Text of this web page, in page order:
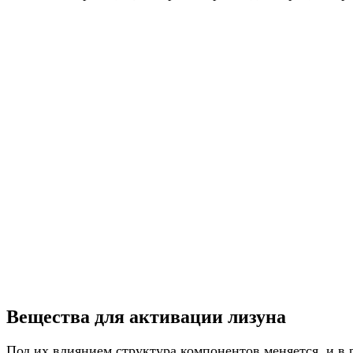
Вещества для активации лизуна